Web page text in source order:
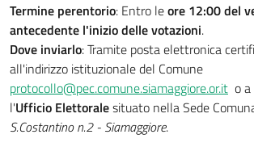
Termine perentorio: Entro leore 12:00 del
antecedente l'inizio delle votazioni.
Dove inviarlo: Tramite posta elettronica
all'indirizzo istituzionale del Comune
protocollo@pec.comune.siamaggiore.or.it o
l'Ufficio Elettoralesituato nella Sede
S.Costantino n.2 - Siamaggiore.